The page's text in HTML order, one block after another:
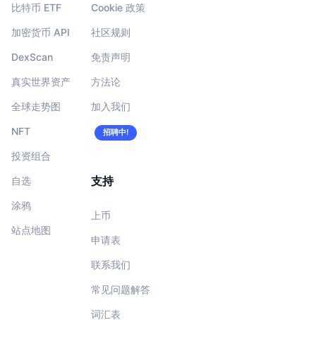
比特币 ETF
加密货币 API
DexScan
真实世界资产
全球走势图
NFT
投资组合
自选
涂鸦
站点地图
Cookie 政策
社区规则
免责声明
方法论
加入我们
招聘中!
支持
上币
申请表
联系我们
常见问题解答
词汇表